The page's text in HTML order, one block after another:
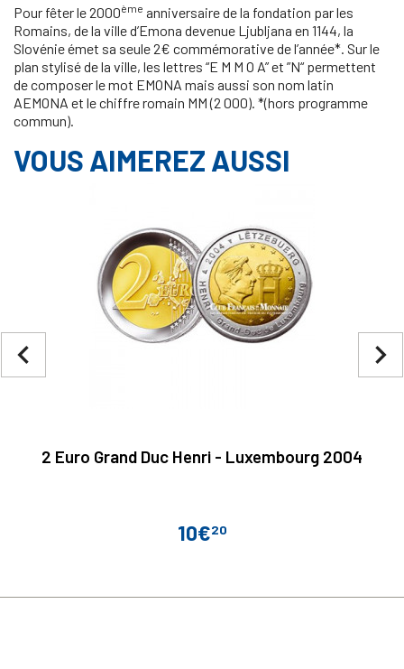
Pour fêter le 2000ème anniversaire de la fondation par les
Romains, de la ville d’Emona devenue Ljubljana en 1144, la
Slovénie émet sa seule 2€ commémorative de l’année*. Sur le
plan stylisé de la ville, les lettres “E M M O A” et ”N“ permettent
de composer le mot EMONA mais aussi son nom latin
AEMONA et le chiffre romain MM (2 000). *(hors programme
commun).
VOUS AIMEREZ AUSSI
2 Euro Grand Duc Henri - Luxembourg 2004
Prix
10€20
navigate_next
navigate_before